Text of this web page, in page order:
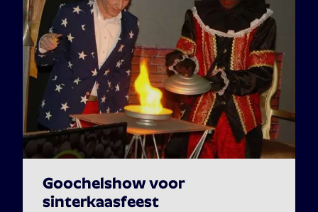
Goochelshow voor
sinterkaasfeest